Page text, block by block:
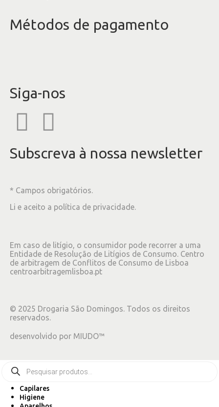
Métodos de pagamento
Siga-nos
Subscreva à nossa newsletter
* Campos obrigatórios.
Li e aceito a política de privacidade.
Em caso de litígio, o consumidor pode recorrer a uma
Entidade de Resolução de Litígios de Consumo. Centro
de arbitragem de Conflitos de Consumo de Lisboa
centroarbitragemlisboa.pt
© 2025 Drogaria São Domingos. Todos os direitos
reservados.
desenvolvido por MIUDO™
Capilares
Higiene